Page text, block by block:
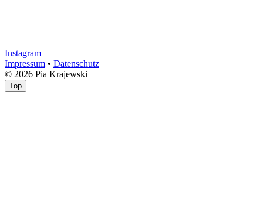
Instagram
Impressum • Datenschutz
© 2026 Pia Krajewski
Top